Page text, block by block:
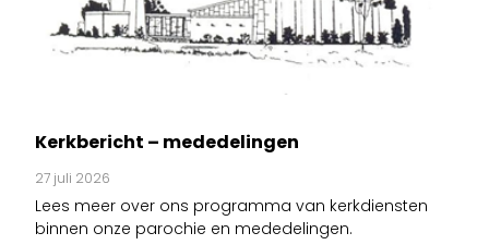
Kerkbericht – mededelingen
27 juli 2026
Lees meer over ons programma van kerkdiensten
binnen onze parochie en mededelingen.